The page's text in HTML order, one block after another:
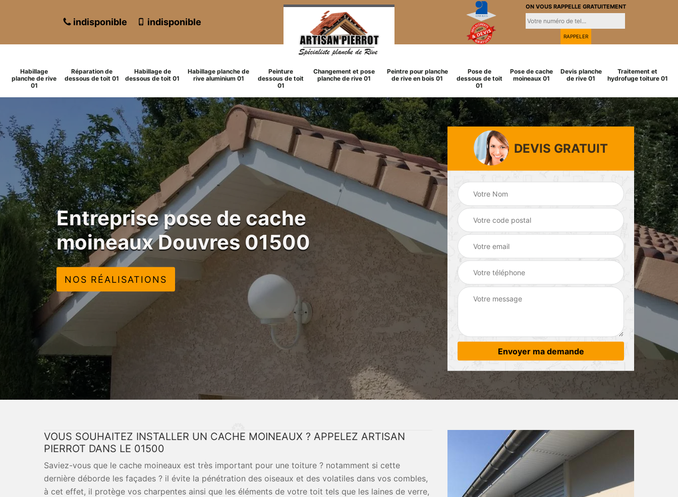
indisponible indisponible
ON VOUS RAPPELLE GRATUITEMENT
Habillage
planche de rive
01
Réparation de
dessous de toit 01
Habillage de
dessous de toit 01
Habillage planche de
rive aluminium 01
Peinture
dessous de toit
01
Changement et pose
planche de rive 01
Peintre pour planche
de rive en bois 01
Pose de
dessous de toit
01
Pose de cache
moineaux 01
Devis planche
de rive 01
Traitement et
hydrofuge toiture 01
Entreprise pose de cache
moineaux Douvres 01500
NOS RÉALISATIONS
DEVIS GRATUIT
VOUS SOUHAITEZ INSTALLER UN CACHE MOINEAUX ? APPELEZ ARTISAN
PIERROT DANS LE 01500
Saviez-vous que le cache moineaux est très important pour une toiture ? notamment si cette
dernière déborde les façades ? il évite la pénétration des oiseaux et des volatiles dans vos combles,
à cet effet, il protège vos charpentes ainsi que les éléments de votre toit tels que les laines de verre,